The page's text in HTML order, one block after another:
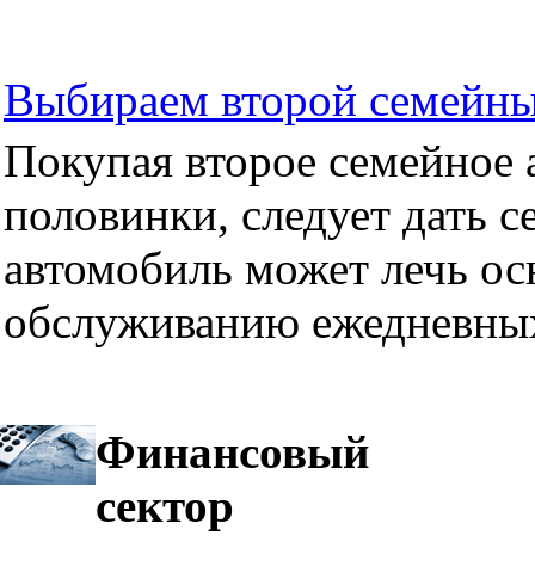
Выбираем второй
Покупая второе семейное
половинки, следует дать
автомобиль может лечь
обслуживанию
Финансовый
сектор